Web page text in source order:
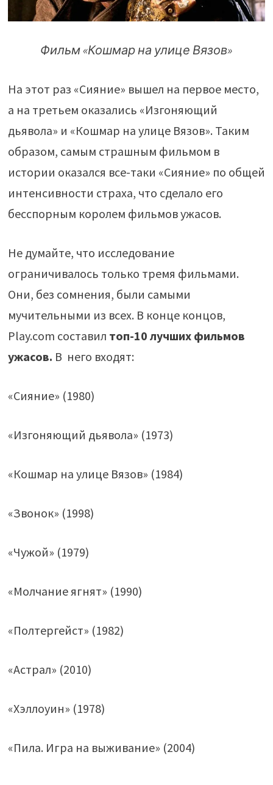
Фильм «Кошмар на улице Вязов»
На этот раз «Сияние» вышел на первое место,
а на третьем оказались «Изгоняющий
дьявола» и «Кошмар на улице Вязов». Таким
образом, самым страшным фильмом в
истории оказался все-таки «Сияние» по общей
интенсивности страха, что сделало его
бесспорным королем фильмов ужасов.
Не думайте, что исследование
ограничивалось только тремя фильмами.
Они, без сомнения, были самыми
мучительными из всех. В конце концов,
Play.com составил топ-10 лучших фильмов
ужасов. В него входят:
«Сияние» (1980)
«Изгоняющий дьявола» (1973)
«Кошмар на улице Вязов» (1984)
«Звонок» (1998)
«Чужой» (1979)
«Молчание ягнят» (1990)
«Полтергейст» (1982)
«Астрал» (2010)
«Хэллоуин» (1978)
«Пила. Игра на выживание» (2004)